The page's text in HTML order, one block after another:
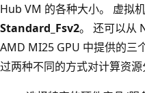
Hub VM 的各种大小。 虚拟
Standard_Fsv2。 还可以从
AMD MI25 GPU 中提供的三
过两种不同的方式对计算资源